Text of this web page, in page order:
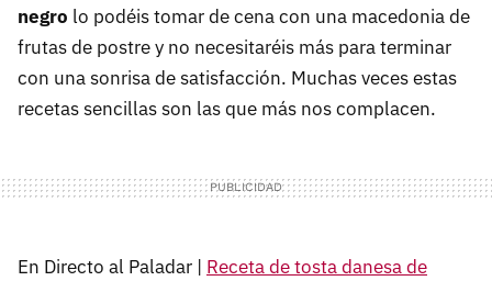
negro lo podéis tomar de cena con una macedonia de
frutas de postre y no necesitaréis más para terminar
con una sonrisa de satisfacción. Muchas veces estas
recetas sencillas son las que más nos complacen.
En Directo al Paladar | Receta de tosta danesa de